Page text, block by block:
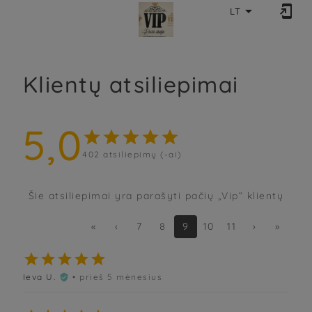
LT  
Klientų atsiliepimai
5,0     
402 atsiliepimų (-ai)
Šie atsiliepimai yra parašyti pačių „Vip“ klientų
« ‹ 7 8 9 10 11 › »

Ieva U.  • prieš 5 mėnesius